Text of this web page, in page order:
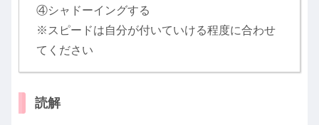
④シャドーイングする
※スピードは自分が付いていける程度に合わせ
てください
読解